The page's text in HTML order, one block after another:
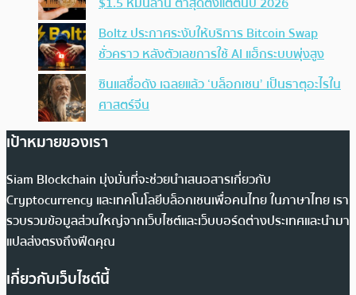
Boltz ประกาศระงับให้บริการ Bitcoin Swap
ชั่วคราว หลังตัวเลขการใช้ AI แฮ็กระบบพุ่งสูง
ซินแสชื่อดัง เฉลยแล้ว ‘บล็อกเชน’ เป็นธาตุอะไรใน
ศาสตร์จีน
เป้าหมายของเรา
Siam Blockchain มุ่งมั่นที่จะช่วยนำเสนอสารเกี่ยวกับ
Cryptocurrency และเทคโนโลยีบล็อกเชนเพื่อคนไทย ในภาษาไทย เรา
รวบรวมข้อมูลส่วนใหญ่จากเว็บไซต์และเว็บบอร์ดต่างประเทศและนำมา
แปลส่งตรงถึงฟีดคุณ
เกี่ยวกับเว็บไซต์นี้